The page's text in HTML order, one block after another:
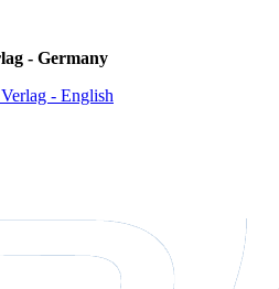
- Germany
- English